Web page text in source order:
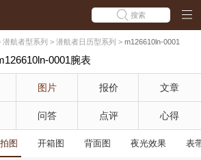
搜索
潜航者型系列 > 潜航者日历型系列 > m126610ln-0001
0001腕表
图片 报价 文章
问答 点评 心得
图 开箱图 背面图 夜光效果 表